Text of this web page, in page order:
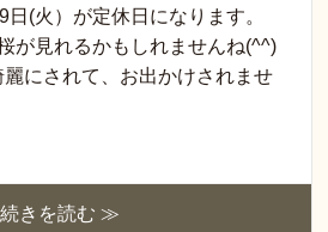
日(火）が定休日になります。
が見れるかもしれませんね(^^)
にされて、お出かけされませ
続きを読む ≫